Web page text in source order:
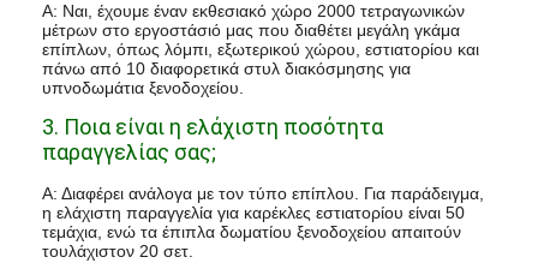
Α: Ναι, έχουμε έναν εκθεσιακό χώρο 2000 τετραγωνικών
μέτρων στο εργοστάσιό μας που διαθέτει μεγάλη γκάμα
επίπλων, όπως λόμπι, εξωτερικού χώρου, εστιατορίου και
πάνω από 10 διαφορετικά στυλ διακόσμησης για
υπνοδωμάτια ξενοδοχείου.
3. Ποια είναι η ελάχιστη ποσότητα
παραγγελίας σας;
Α: Διαφέρει ανάλογα με τον τύπο επίπλου. Για παράδειγμα,
η ελάχιστη παραγγελία για καρέκλες εστιατορίου είναι 50
τεμάχια, ενώ τα έπιπλα δωματίου ξενοδοχείου απαιτούν
τουλάχιστον 20 σετ.